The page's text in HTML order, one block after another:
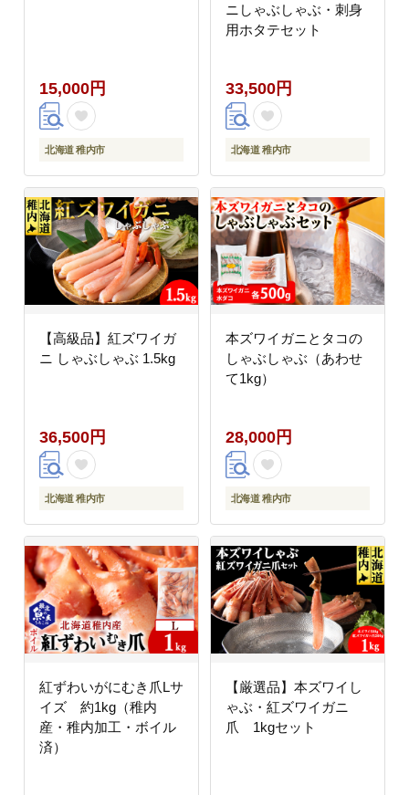
15,000円
北海道 稚内市
ニしゃぶしゃぶ・刺身
用ホタテセット
33,500円
北海道 稚内市
【高級品】紅ズワイガ
ニ しゃぶしゃぶ 1.5kg
36,500円
北海道 稚内市
本ズワイガニとタコの
しゃぶしゃぶ（あわせ
て1kg）
28,000円
北海道 稚内市
紅ずわいがにむき爪Lサ
イズ 約1kg（稚内
産・稚内加工・ボイル
済）
【厳選品】本ズワイし
ゃぶ・紅ズワイガニ
爪 1kgセット